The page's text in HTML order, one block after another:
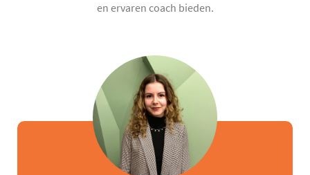
en ervaren coach bieden.